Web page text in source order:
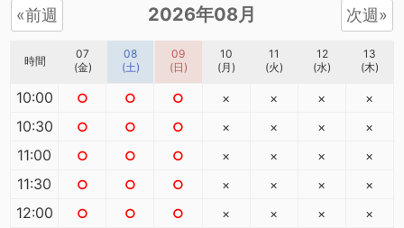
«前週 2026年08月 次週»
時間
10:00
10:30
11:00
11:30
12:00
07
(金)
○
○
○
○
○
08
(土)
○
○
○
○
○
09
(日)
○
○
○
○
○
10
(月)
×
×
×
×
×
11
(火)
×
×
×
×
×
12
(水)
×
×
×
×
×
13
(木)
×
×
×
×
×